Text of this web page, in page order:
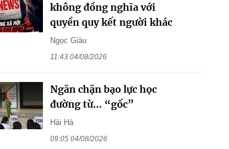
không đồng nghĩa với
quyền quy kết người khác
Ngọc Giàu
11:43 04/08/2026
Ngăn chặn bạo lực học
đường từ... “gốc”
Hải Hà
09:05 04/08/2026